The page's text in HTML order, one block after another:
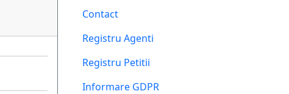
Contact
Registru Agenti
Registru Petitii
Informare GDPR